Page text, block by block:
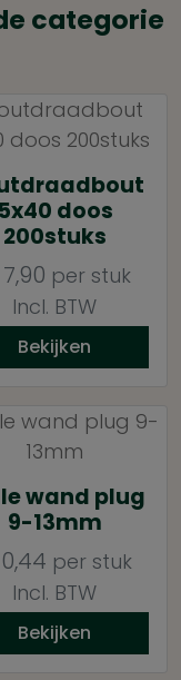
categorie
5x40 doos
200stuks
7,90 per stuk
Incl. BTW
Bekijken
wand plug
9-13mm
0,44 per stuk
Incl. BTW
Bekijken